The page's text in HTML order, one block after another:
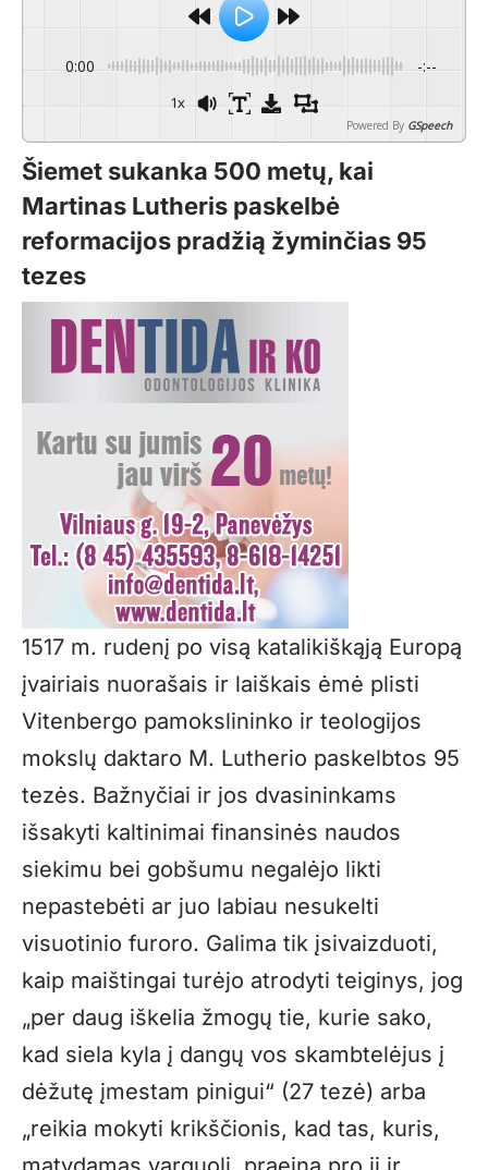
0:00 -:--
1x
Powered By GSpeech
Šiemet sukanka 500 metų, kai
Martinas Lutheris paskelbė
reformacijos pradžią žyminčias 95
tezes
1517 m. rudenį po visą katalikiškąją Europą
įvairiais nuorašais ir laiškais ėmė plisti
Vitenbergo pamokslininko ir teologijos
mokslų daktaro M. Lutherio paskelbtos 95
tezės. Bažnyčiai ir jos dvasininkams
išsakyti kaltinimai finansinės naudos
siekimu bei gobšumu negalėjo likti
nepastebėti ar juo labiau nesukelti
visuotinio furoro. Galima tik įsivaizduoti,
kaip maištingai turėjo atrodyti teiginys, jog
„per daug iškelia žmogų tie, kurie sako,
kad siela kyla į dangų vos skambtelėjus į
dėžutę įmestam pinigui“ (27 tezė) arba
„reikia mokyti krikščionis, kad tas, kuris,